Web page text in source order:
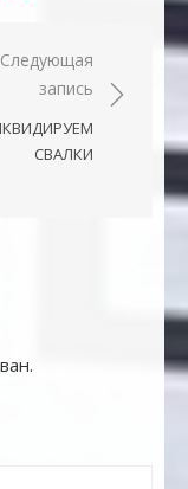
Следующая
запись
СВАЛКИ